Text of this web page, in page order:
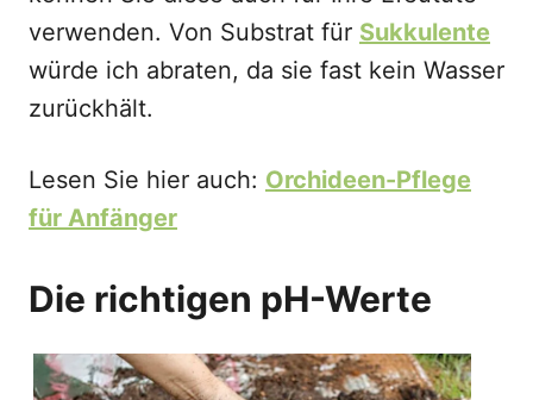
verwenden. Von Substrat für Sukkulente
würde ich abraten, da sie fast kein Wasser
zurückhält.
Lesen Sie hier auch: Orchideen-Pflege
für Anfänger
Die richtigen pH-Werte